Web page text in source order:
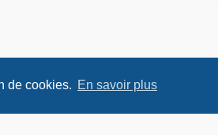
de cookies. En savoir plus